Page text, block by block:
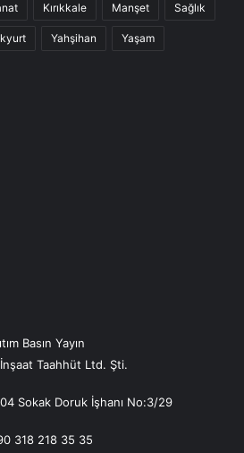
Kırıkkale Manşet Sağlık
Yahşihan Yaşam
Basın Yayın
Taahhüt Ltd. Şti.
Sokak Doruk İşhanı No:3/29
318 218 35 35